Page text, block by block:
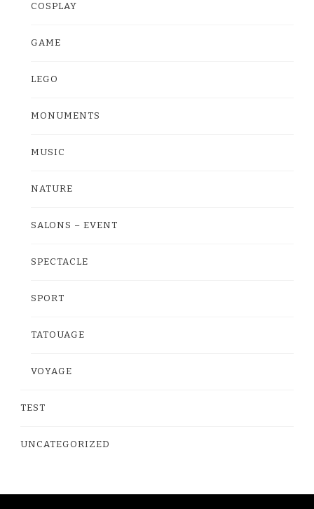
COSPLAY
GAME
LEGO
MONUMENTS
MUSIC
NATURE
SALONS – EVENT
SPECTACLE
SPORT
TATOUAGE
VOYAGE
TEST
UNCATEGORIZED